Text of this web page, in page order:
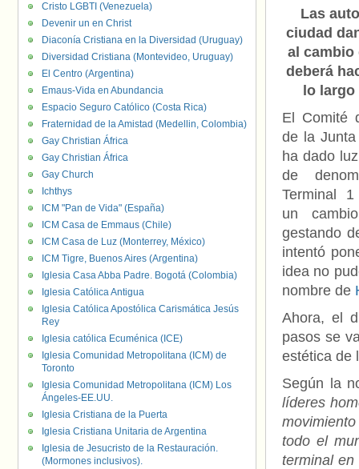
Las
ciudad
al cambio
deberá
lo
El Comité
de la
ha dado
de
Terminal
un
gestando
intentó
idea no
nombre de
Ahora, el
pasos se
estética de
Según la
líderes
todo el
terminal en
Cristo LGBTI (Venezuela)
Devenir un en Christ
Diaconía Cristiana en la Diversidad (Uruguay)
Diversidad Cristiana (Montevideo, Uruguay)
El Centro (Argentina)
Emaus-Vida en Abundancia
Espacio Seguro Católico (Costa Rica)
Fraternidad de la Amistad (Medellin, Colombia)
Gay Christian África
Gay Christian África
Gay Church
Ichthys
ICM "Pan de Vida" (España)
ICM Casa de Emmaus (Chile)
ICM Casa de Luz (Monterrey, México)
ICM Tigre, Buenos Aires (Argentina)
Iglesia Casa Abba Padre. Bogotá (Colombia)
Iglesia Católica Antigua
Iglesia Católica Apostólica Carismática Jesús
Rey
Iglesia católica Ecuménica (ICE)
Iglesia Comunidad Metropolitana (ICM) de
Toronto
Iglesia Comunidad Metropolitana (ICM) Los
Ángeles-EE.UU.
Iglesia Cristiana de la Puerta
Iglesia Cristiana Unitaria de Argentina
Iglesia de Jesucristo de la Restauración.
(Mormones inclusivos).